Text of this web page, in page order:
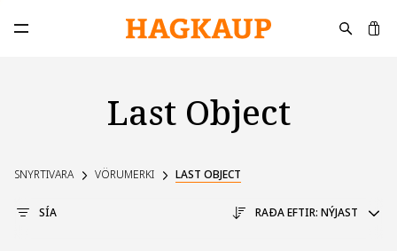
Opna aðalvalmynd
Last Object
SNYRTIVARA VÖRUMERKI LAST OBJECT
SÍA RAÐA EFTIR: NÝJAST